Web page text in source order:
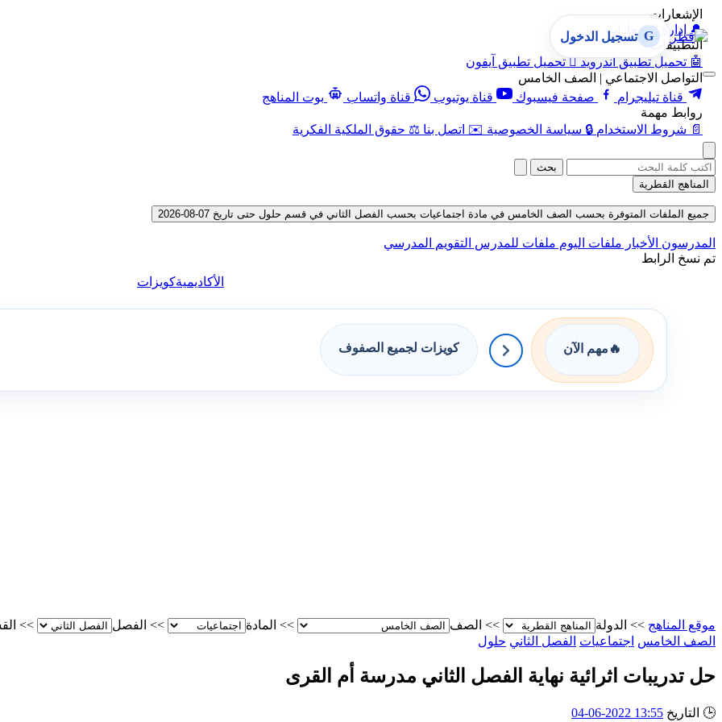
الإشعارات
🔔 إدارة الإشعارات
التطبيقات
🤖 تحميل تطبيق أندرويد  تحميل تطبيق آيفون
التواصل الاجتماعي | الصف الخامس
قناة تيليجرام
صفحة فيسبوك قناة يوتيوب قناة واتساب
بوت المناهج
روابط مهمة
📄 شروط الاستخدام 🔒 سياسة الخصوصية ✉️ اتصل بنا ⚖️ حقوق الملكية الفكرية
G تسجيل الدخول
بحث
المناهج القطرية
جميع الملفات المتوفرة بحسب الصف الخامس في مادة اجتماعيات بحسب الفصل الثاني في قسم حلول حتى تاريخ 07-08-2026
المدرسون الأخبار ملفات اليوم ملفات للمدرس التقويم المدرسي
تم نسخ الرابط
الأكاديميةكويزات
🔥 مهم الآن كويزات لجميع الصفوف
موقع المناهج >> الدولة >> الصف >> المادة >> الفصل >>
الصف الخامس اجتماعيات الفصل الثاني حلول
حل تدريبات اثرائية نهاية الفصل الثاني مدرسة أم القرى
🕒 التاريخ 13:55 2022-06-04